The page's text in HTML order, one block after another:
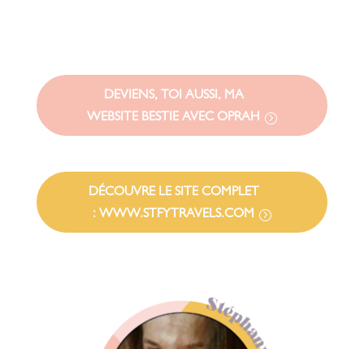
DEVIENS, TOI AUSSI, MA
WEBSITE BESTIE AVEC OPRAH
DÉCOUVRE LE SITE COMPLET
: WWW.STFYTRAVELS.COM